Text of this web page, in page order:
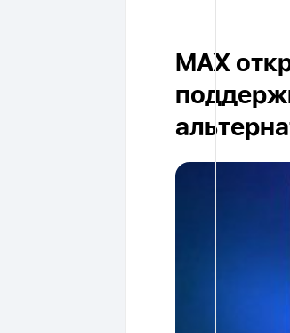
MAX